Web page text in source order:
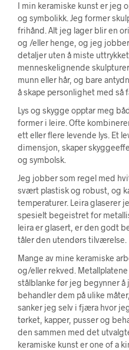
I min keramiske kunst er jeg
og symbolikk. Jeg former
frihånd. Alt jeg lager blir en
og /eller henge, og jeg
detaljer uten å miste
menneskelignende
munn eller hår, og bare
å skape personlighet med så
Lys og skygge opptar meg
former i leire. Ofte
ett eller flere levende lys. Et
dimensjon, skaper
og symbolsk.
Jeg jobber som regel med
svært plastisk og robust, og
temperaturer. Leira glaserer
spesielt begeistret for
leira er glasert, er den godt
tåler den utendørs tilværelse.
Mange av mine keramiske
og/eller rekved.
stålblanke før jeg begynner å
behandler dem på ulike
sanker jeg selv i fjæra hvor
tørket, kapper, pusser og
den sammen med det
keramiske kunst er one of a